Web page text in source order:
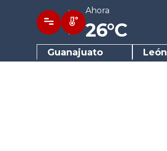
Ahora
26°C
Guanajuato León